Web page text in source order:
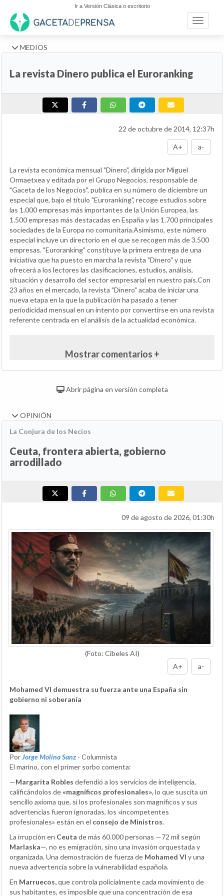
Ir a Versión Clásica o escritorio
Toggle
MEDIOS
La revista Dinero publica el Euroranking
22 de octubre de 2014, 12:37h
A+ a-
La revista económica mensual "Dinero", dirigida por Miguel
Ormaetxea y editada por el Grupo Negocios, responsable de
"Gaceta de los Negocios", publica en su número de diciembre un
especial que, bajo el título "Euroranking", recoge estudios sobre
las 1.000 empresas más importantes de la Unión Europea, las
1.500 empresas más destacadas en España y las 1.700 principales
sociedades de la Europa no comunitaria.Asimismo, este número
especial incluye un directorio en el que se recogen más de 3.500
empresas. "Euroranking" constituye la primera entrega de una
iniciativa que ha puesto en marcha la revista "Dinero" y que
ofrecerá a los lectores las clasificaciones, estudios, análisis,
situación y desarrollo del sector empresarial en nuestro país.Con
23 años en el mercado, la revista "Dinero" acaba de iniciar una
nueva etapa en la que la publicación ha pasado a tener
periodicidad mensual en un intento por convertirse en una revista
referente centrada en el análisis de la actualidad económica.
Mostrar comentarios +
Abrir página en versión completa
OPINIÓN
La Conjura de los Necios
Ceuta, frontera abierta, gobierno
arrodillado
09 de agosto de 2026, 01:30h
(Foto: Cibeles AI)
A+
a-
Mohamed VI demuestra su fuerza ante una España sin
gobierno ni soberanía
PorJorge Molina Sanz - Columnista
El marino, con el primer sorbo comenta:
—Margarita Robles defendió a los servicios de inteligencia,
calificándolos de «magníficos profesionales», lo que suscita un
sencillo axioma que, si los profesionales son magníficos y sus
advertencias fueron ignoradas, los «incompetentes
profesionales» están en el consejo de Ministros.
La irrupción en Ceuta de más 60.000 personas —72 mil según
Marlaska—, no es emigración, sino una invasión orquestada y
organizada. Una demostración de fuerza de Mohamed VI y una
nueva advertencia sobre la vulnerabilidad española.
En Marruecos,que controla policialmente cada movimiento de
sus habitantes, es imposible que una concentración de esa